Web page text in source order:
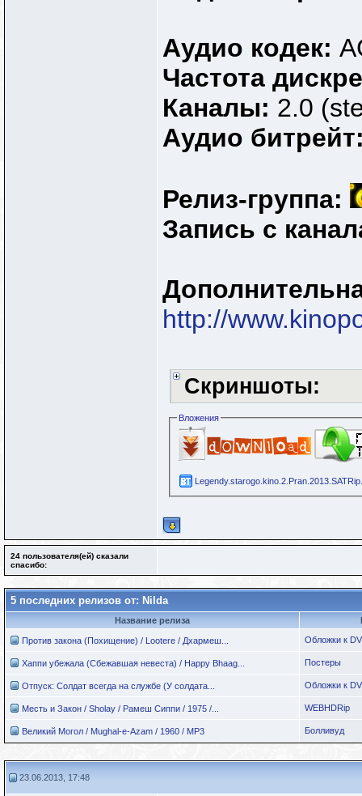
Аудио кодек:
Частота
Каналы: 2.0
Аудио
Релиз-группа:
Запись с
http://
Скриншоты:
Вложения
24 пользователя(ей) сказали
cпасибо:
5 последних релизов от: Nilda
Название релиза
Против закона (Похищение) / Lootere / Дхармеш... Обложки к
Хаппи убежала (Сбежавшая невеста) / Happy Bhaag... Постеры
Отпуск: Солдат всегда на службе (У солдата... Обложки к
Месть и Закон / Sholay / Рамеш Сиппи / 1975 /... WEBHDRip
Великий Могол / Mughal-e-Azam / 1960 / MP3 Болливуд
23.06.2013, 17:48